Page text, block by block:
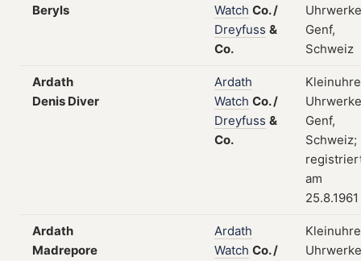
Beryls
Watch Co./
Dreyfuss &
Co.
Genf,
Schweiz
Ardath
Denis Diver
Ardath
Watch Co./
Dreyfuss &
Co.
Genf,
Schweiz;
am
25.8.1961
Ardath
Madrepore
Ardath
Watch Co./